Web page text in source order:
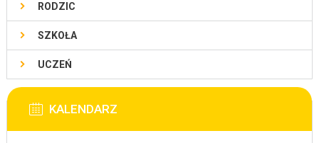
RODZIC
SZKOŁA
UCZEŃ
KALENDARZ